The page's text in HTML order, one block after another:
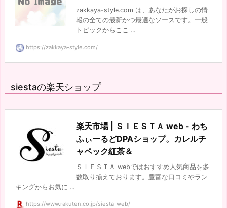
zakkaya-style.com は、あなたがお探しの情
報の全ての最新かつ最適なソースです。一般
トピックからここ ...
https://zakkaya-style.com/
siestaの楽天ショップ
楽天市場 | ＳＩＥＳＴＡ web - わち
ふぃーるどDPAショップ。カレルチ
ャペック紅茶＆
ＳＩＥＳＴＡ webではおすすめ人気商品を多
数取り揃えております。豊富な口コミやラン
キングからお気に ...
https://www.rakuten.co.jp/siesta-web/